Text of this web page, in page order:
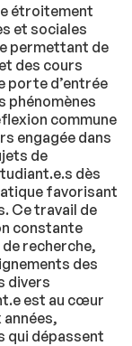
étroitement
et sociales
permettant de
des cours
porte d’entrée
phénomènes
commune
engagée dans
de
dès
favorisant
Ce travail de
constante
recherche,
des
divers
est au cœur
qui dépassent